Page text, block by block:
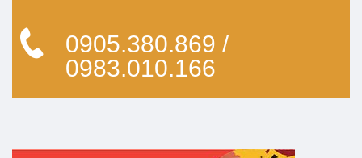
0905.380.869 /
0983.010.166